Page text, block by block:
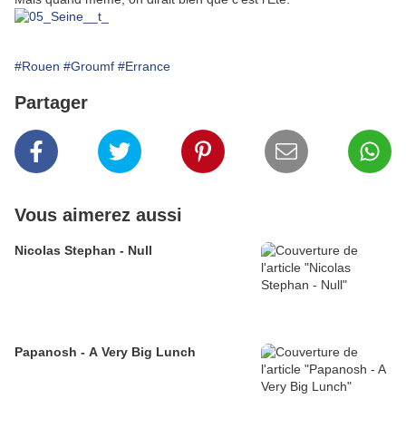
#Rouen #Groumf #Errance
Partager
Vous aimerez aussi
Nicolas Stephan - Null
Papanosh - A Very Big Lunch